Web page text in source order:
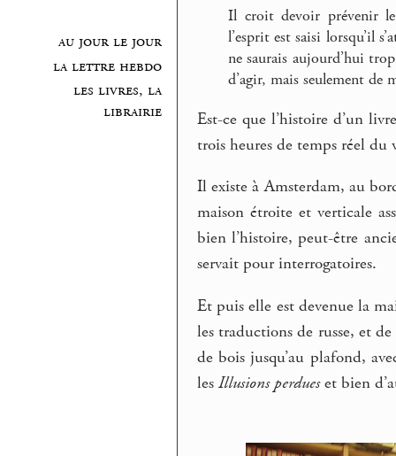
au jour le jour
la lettre hebdo
les livres, la
librairie
Il croit devoir prévenir
l’esprit est saisi lorsqu’il
ne saurais aujourd’hui
d’agir, mais seulement de
Est-ce que l’histoire d’un
trois heures de temps réel du
Il existe à Amsterdam, au
maison étroite et verticale
bien l’histoire, peut-être
servait pour interrogatoires.
Et puis elle est devenue la
les traductions de russe, et
de bois jusqu’au plafond,
lesIllusions perdueset bien